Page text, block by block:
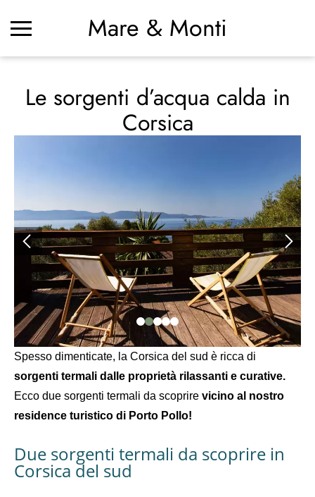
Mare & Monti
Le sorgenti d’acqua calda in
Corsica
Spesso dimenticate, la Corsica del sud è ricca di
sorgenti termali dalle proprietà rilassanti e curative.
Ecco due sorgenti termali da scoprire vicino al nostro
residence turistico di Porto Pollo!
Due sorgenti termali da scoprire in
Corsica del sud